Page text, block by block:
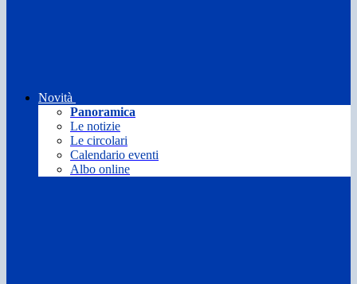
Novità
Panoramica
Le notizie
Le circolari
Calendario eventi
Albo online